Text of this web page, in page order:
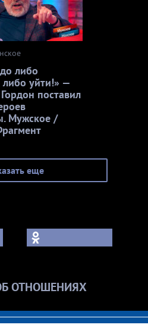
либо
либо уйти!» —
поставил
Мужское /
еще
ОТНОШЕНИЯХ